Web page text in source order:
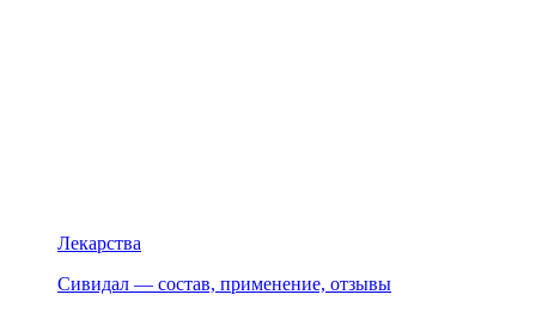
Лекарства
Сивидал — состав, применение, отзывы